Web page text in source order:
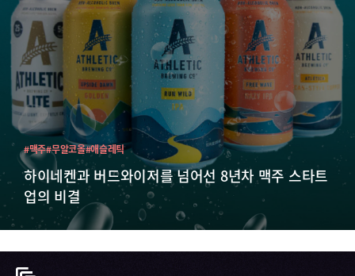
하이네켄과 버드와이저를 넘어선 8년차 맥주 스타트
업의 비결
#맥주#무알코올#애슬레틱